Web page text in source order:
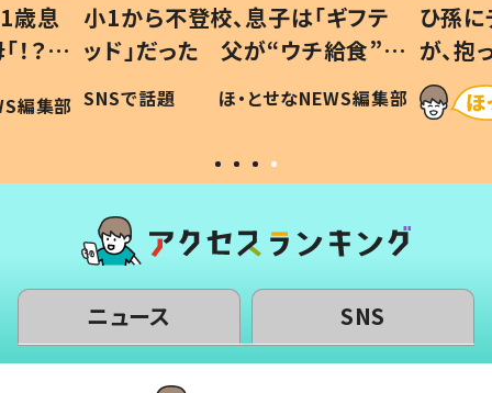
歳息
？」
編集部
小1から不登校、息子は「ギフテ
ッド」だった 父が“ウチ給食”を
作り続ける理由とは #令和の親
#令和の子
SNSで話題 ほ・とせなNEWS編集部
ひ孫
が、
「涙が
い」
ニュース SNS